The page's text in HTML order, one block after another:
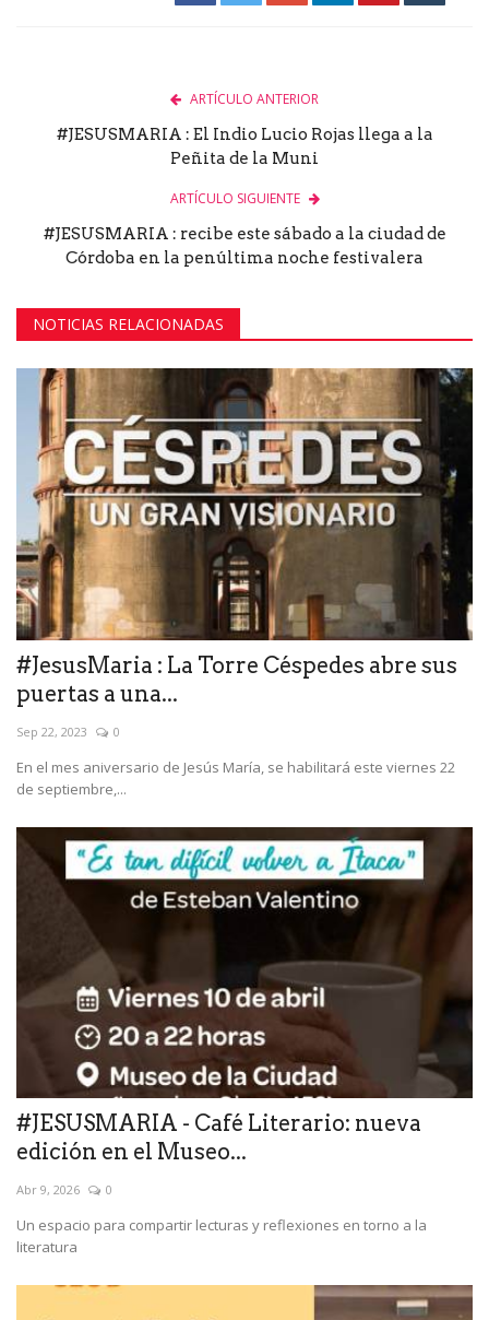
ARTÍCULO ANTERIOR
#JESUSMARIA : El Indio Lucio Rojas llega a la
Peñita de la Muni
ARTÍCULO SIGUIENTE
#JESUSMARIA : recibe este sábado a la ciudad de
Córdoba en la penúltima noche festivalera
NOTICIAS RELACIONADAS
#JesusMaria : La Torre Céspedes abre sus
puertas a una...
Sep 22, 2023 0
En el mes aniversario de Jesús María, se habilitará este viernes 22
de septiembre,...
#JESUSMARIA - Café Literario: nueva
edición en el Museo...
Abr 9, 2026 0
Un espacio para compartir lecturas y reflexiones en torno a la
literatura